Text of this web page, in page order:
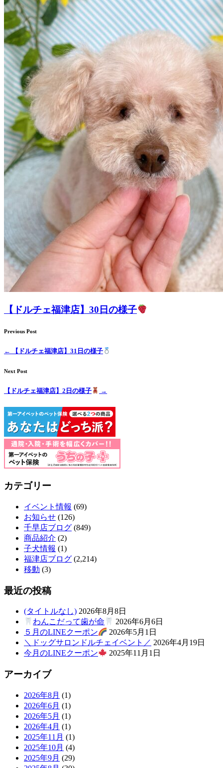
【ドルチェ福津店】30日の様子
Previous Post
← 【ドルチェ福津店】31日の様子
Next Post
【ドルチェ福津店】2日の様子 →
カテゴリー
イベント情報 (69)
お知らせ (126)
千早店ブログ (849)
商品紹介 (2)
子犬情報 (1)
福津店ブログ (2,214)
移動 (3)
最近の投稿
(タイトルなし) 2026年8月8日
わんこだって歯が命
2026年6月6日
５月のLINEクーポン
2026年5月1日
＼ドッグサロンドルチェイベント／ 2026年4月19日
今月のLINEクーポン
2025年11月1日
アーカイブ
2026年8月 (1)
2026年6月 (1)
2026年5月 (1)
2026年4月 (1)
2025年11月 (1)
2025年10月 (4)
2025年9月 (29)